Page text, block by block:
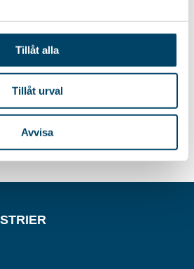
Tillåt alla
Tillåt urval
Avvisa
strykbord Grande med kraftig
Clips...
189kr